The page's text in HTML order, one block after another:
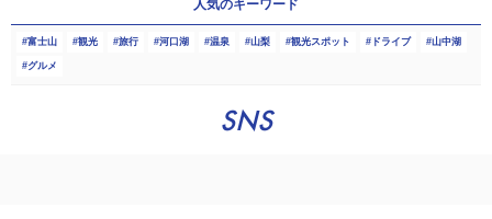
人気のキーワード
富士山 観光 旅行 河口湖 温泉 山梨 観光スポット ドライブ 山中湖
グルメ
SNS